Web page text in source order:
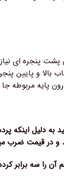
ای نیاز
و پایین
پایه مربوطه جا
به دلیل اینکه
و در قیمت ضرب